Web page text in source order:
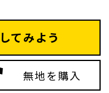
てみよう
無地を購入